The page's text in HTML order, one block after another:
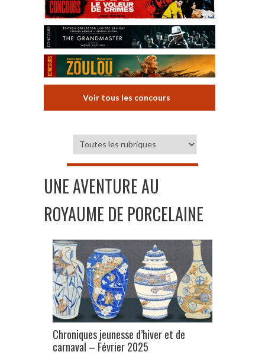
Voir tous les concours
UNE AVENTURE AU
ROYAUME DE PORCELAINE
Chroniques jeunesse d’hiver et de
carnaval – Février 2025